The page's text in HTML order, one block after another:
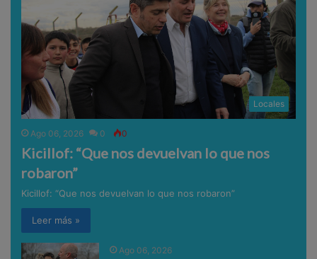
Locales
Ago 06, 2026 0 0
Kicillof: “Que nos devuelvan lo que nos
robaron”
Kicillof: “Que nos devuelvan lo que nos robaron”
Leer más »
Ago 06, 2026